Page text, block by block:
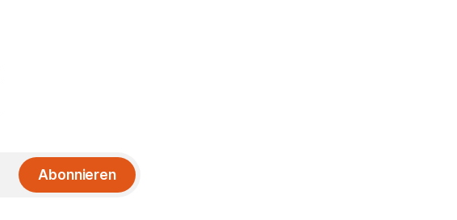
Abonnieren